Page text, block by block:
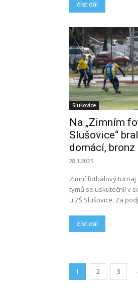
číst dál
Slušovice
Na „Zimním
Slušovice“
domácí,
28.1.2025
Zimní fotbalový
týmů se uskutečnil v
u ZŠ Slušovice. Za
číst dál
1 2 3